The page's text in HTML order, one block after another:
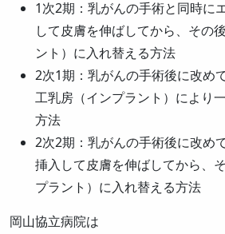
1次2期：乳がんの手術と同時に
して皮膚を伸ばしてから、その
ント）に入れ替える方法
2次1期：乳がんの手術後に改め
工乳房（インプラント）により
方法
2次2期：乳がんの手術後に改め
挿入して皮膚を伸ばしてから、
プラント）に入れ替える方法
岡山協立病院は